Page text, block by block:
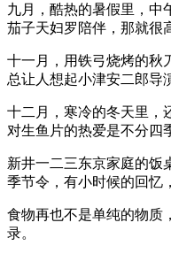
九月，酷热的暑假里，中
茄子天妇罗陪伴，那就很
十一月，用铁弓烧烤的秋
总让人想起小津安二郎导
十二月，寒冷的冬天里，
对生鱼片的热爱是不分
新井一二三东京家庭的饭
季节令，有小时候的回忆
食物再也不是单纯的物质
录。